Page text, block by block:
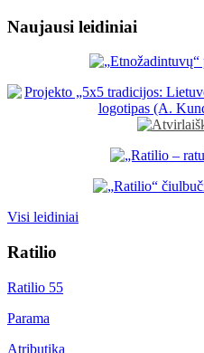
Naujausi leidiniai
Visi leidiniai
Ratilio
Ratilio 55
Parama
Atributika